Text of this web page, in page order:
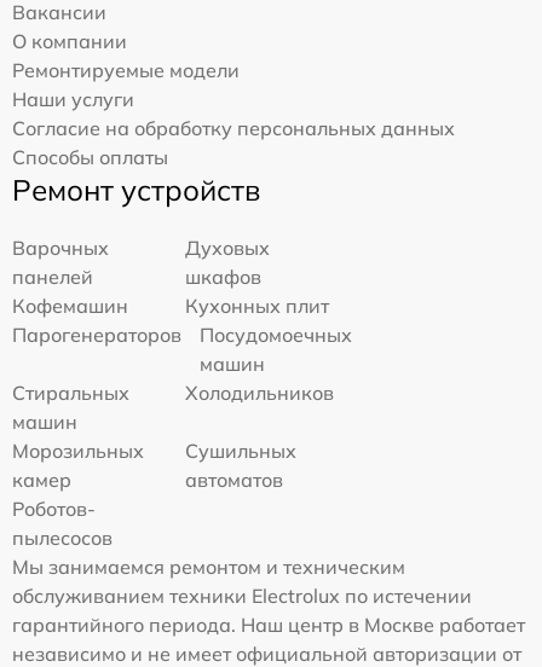
Вакансии
О компании
Ремонтируемые модели
Наши услуги
Согласие на обработку персональных данных
Способы оплаты
Ремонт устройств
Варочных
панелей
Духовых
шкафов
Кофемашин
Кухонных плит
Парогенераторов
Посудомоечных
машин
Стиральных
машин
Холодильников
Морозильных
камер
Сушильных
автоматов
Роботов-
пылесосов
Мы занимаемся ремонтом и техническим
обслуживанием техники Electrolux по истечении
гарантийного периода. Наш центр в Москве работает
независимо и не имеет официальной авторизации от